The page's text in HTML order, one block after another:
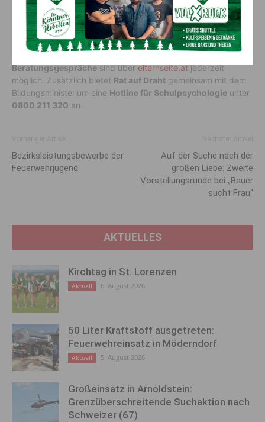
meist hoch sei. Wichtig sei zudem derAustausch mit
Lehrkräftensowie einekritische Reflexiondes eigenen
Erziehungsverhaltens. Bei anhaltenden Problemen sollte
professionelle Unterstützung in Anspruch genommen werden.
Beratungsgesprächesind überelternseite.atjederzeit
möglich. Zusätzlich bietet Rat auf Draht gemeinsam mit dem
Bildungsministerium eine Hotline für Schulpsychologie unter
0800 211 320 an.
Bezirksleistungsbewerbe der
Feuerwehrjugend
Auf der Suche nach der
großen Liebe: Zweite
Vorstellungsrunde bei „Bauer
sucht Frau“
AKTUELLES
Kirchtag in St. Lorenzen
Aktuell 6. August 2026
50 Liter Kraftstoff ausgetreten:
Feuerwehreinsatz in Möderndorf
Aktuell 5. August 2026
Großeinsatz in Arnoldstein:
Grenzüberschreitende Suchaktion nach
Schweizer (67)